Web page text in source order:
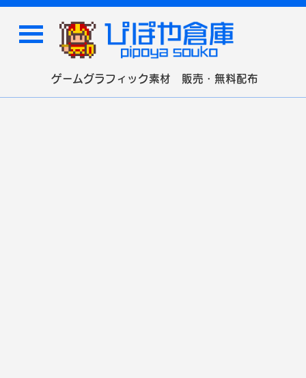
ゲームグラフィック素材 販売・無料配布